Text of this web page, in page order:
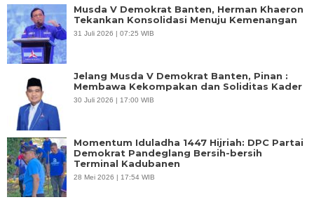
Musda V Demokrat Banten, Herman Khaeron
Tekankan Konsolidasi Menuju Kemenangan
31 Juli 2026 | 07:25 WIB
Jelang Musda V Demokrat Banten, Pinan :
Membawa Kekompakan dan Soliditas Kader
30 Juli 2026 | 17:00 WIB
Momentum Iduladha 1447 Hijriah: DPC Partai
Demokrat Pandeglang Bersih-bersih
Terminal Kadubanen
28 Mei 2026 | 17:54 WIB